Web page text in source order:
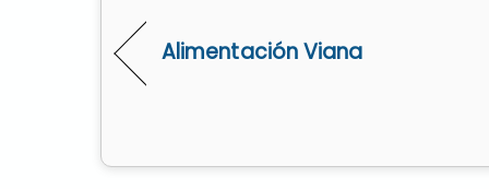
Alimentación Viana